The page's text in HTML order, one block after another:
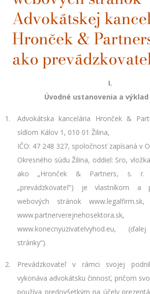
Advokátskej
Hronček &
ako
I.
Úvodné ustanovenia a
Advokátska kancelária Hronček &
sídlom Kálov 1, 010 01 Žilina,
IČO: 47 248 327, spoločnosť zapísaná v
Okresného súdu Žilina, oddiel: Sro,
ako „Hronček & Partners, s. r.
„prevádzkovateľ“) je vlastníkom a
webových stránok www.legalfirm.sk,
www.partnerverejnehosektora.sk,
www.konecnyuzivatelvyhod.eu,
stránky“).
Prevádzkovateľ v rámci svojej
vykonáva advokátsku činnosť, pričom
používa predovšetkým na účely